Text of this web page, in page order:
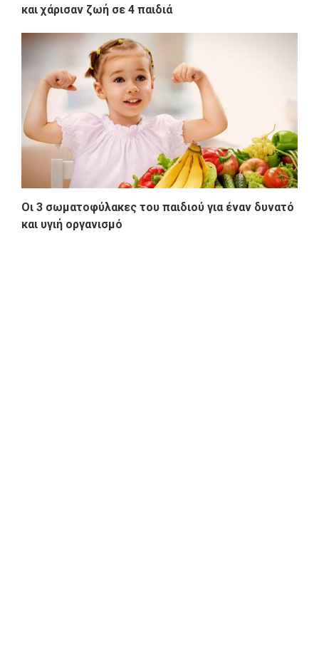
και χάρισαν ζωή σε 4 παιδιά
Οι 3 σωματοφύλακες του παιδιού για έναν δυνατό
και υγιή οργανισμό